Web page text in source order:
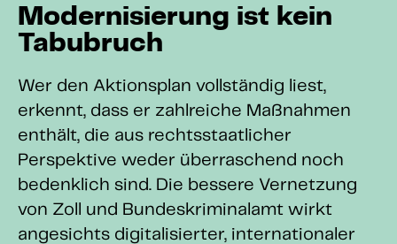
Modernisierung ist kein
Tabubruch
Wer den Aktionsplan vollständig liest,
erkennt, dass er zahlreiche Maßnahmen
enthält, die aus rechtsstaatlicher
Perspektive weder überraschend noch
bedenklich sind. Die bessere Vernetzung
von Zoll und Bundeskriminalamt wirkt
angesichts digitalisierter, internationaler